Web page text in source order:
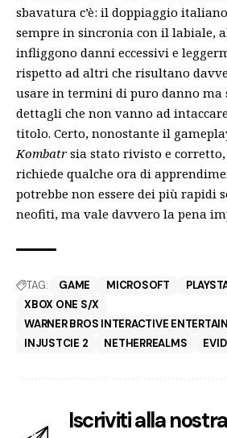
sbavatura c’è: il doppiaggio
sempre in sincronia con il labiale,
infliggono danni eccessivi e
rispetto ad altri che risultano
usare in termini di puro danno ma
dettagli che non vanno ad
titolo. Certo, nonostante il
Kombatr sia stato rivisto e
richiede qualche ora di
potrebbe non essere dei più rapidi
neofiti, ma vale davvero la pena
TAG: GAME MICROSOFT
XBOX ONE S/X
WARNER BROS INTERACTIVE
INJUSTCIE 2
NETHERREALMS
Iscriviti alla